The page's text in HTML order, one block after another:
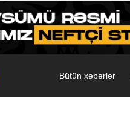
Bütün xəbərlər